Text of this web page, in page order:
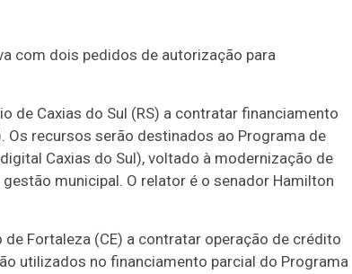
com dois pedidos de autorização para
de Caxias do Sul (RS) a contratar financiamento
Os recursos serão destinados ao Programa de
Caxias do Sul), voltado à modernização de
municipal. O relator é o senador Hamilton
de Fortaleza (CE) a contratar operação de crédito
utilizados no financiamento parcial do Programa